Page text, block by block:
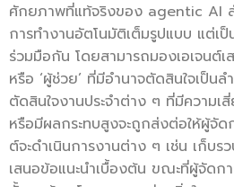
ศักยภาพที่แท้จริงของ agentic AI
การทำงานอัตโนมัติเต็มรูปแบบ แต่เ
ร่วมมือกัน โดยสามารถมองเอเจนต์เ
หรือ ‘ผู้ช่วย’ ที่มีอำนาจตัดสินใจเป็นล
ตัดสินใจงานประจำต่าง ๆ ที่มีความ
หรือมีผลกระทบสูงจะถูกส่งต่อให้ผู้จัด
ต์จะดำเนินการงานต่าง ๆ เช่น เก็บร
เสนอข้อแนะนำเบื้องต้น ขณะที่ผู้จัดก